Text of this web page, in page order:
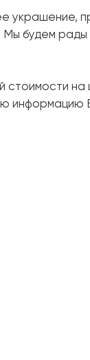
украшение,
будем рады
стоимости на
информацию